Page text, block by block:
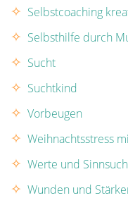
Selbstcoaching
Selbsthilfe durch
Sucht
Suchtkind
Vorbeugen
Weihnachtsstress
Werte und
Wunden und